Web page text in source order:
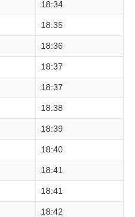
18:34
18:35
18:36
18:37
18:37
18:38
18:39
18:40
18:41
18:41
18:42